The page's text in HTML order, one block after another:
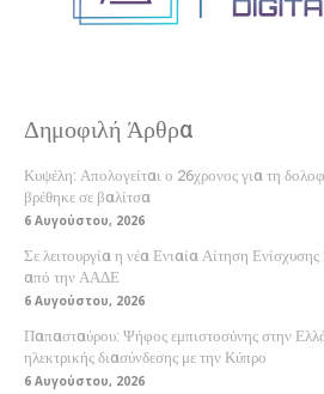
Δημοφιλή Άρθρα
Κυψέλη: Απολογείται ο 26χρονος για τη
βρέθηκε σε βαλίτσα
6 Αυγούστου, 2026
Σε λειτουργία η νέα Ενιαία Αίτηση
από την ΑΑΔΕ
6 Αυγούστου, 2026
Παπασταύρου: Ψήφος εμπιστοσύνης στην
ηλεκτρικής διασύνδεσης με την Κύπρο
6 Αυγούστου, 2026